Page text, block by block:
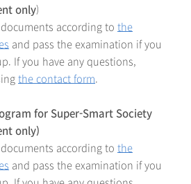
only)
according to the
and pass the examination if you
If you have any questions,
the contact form.
for Super-Smart Society
only)
according to the
and pass the examination if you